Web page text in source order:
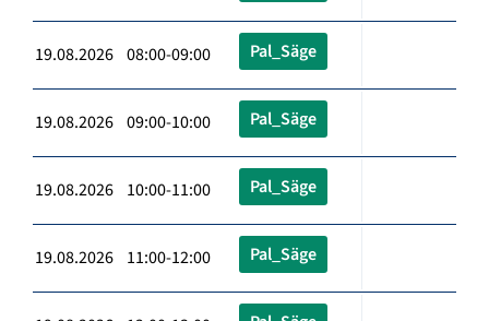
19.08.2026 08:00-09:00 Pal_Säge
19.08.2026 09:00-10:00 Pal_Säge
19.08.2026 10:00-11:00 Pal_Säge
19.08.2026 11:00-12:00 Pal_Säge